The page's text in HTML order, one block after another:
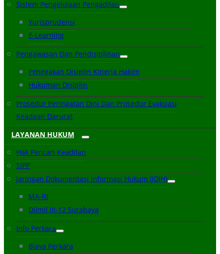
Sistem Pengelolaan Pengadilan
Yurisprudensi
E-Learning
Pengawasan Dan Pendisiplinan
Penegakan Disiplin Kinerja Hakim
Hukuman Disiplin
Prosedur Peringatan Dini Dan Prosedur Evakuasi
Keadaan Darurat
LAYANAN HUKUM
Hak Pencari Keadilan
SIPP
Jaringan Dokumentasi Informasi Hukum (JDIH)
MA-RI
Dilmil III-12 Surabaya
Info Perkara
Biaya Perkara